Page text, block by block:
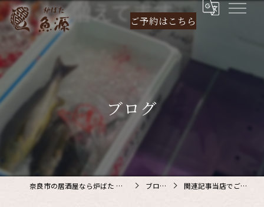
ご予約はこちら
ブログ
奈良市の居酒屋なら炉ばた 魚源 ブログ 関連記事当店でご利…